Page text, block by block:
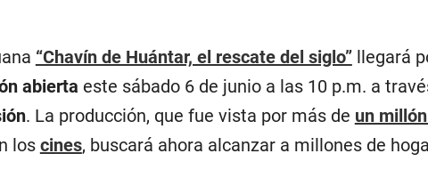
“Chavín de Huántar, el rescate del siglo”llegará
abierta este sábado 6 de junio a las 10 p.m. a
. La producción, que fue vista por más de un
los cines, buscará ahora alcanzar a millones de